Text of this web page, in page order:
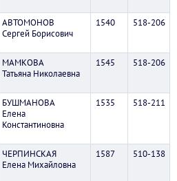
АВТОМОНОВ
Сергей Борисович
1540 518-206
МАМКОВА
Татьяна Николаевна
1545 518-206
БУШМАНОВА
Елена
Константиновна
1535 518-211
ЧЕРПИНСКАЯ
Елена Михайловна
1587 510-138